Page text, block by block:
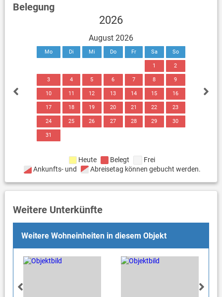
Belegung
2026
August 2026
Mo Di Mi Do Fr Sa So
1 2
3 4 5 6 7 8 9
10 11 12 13 14 15 16
17 18 19 20 21 22 23
24 25 26 27 28 29 30
31
Heute Belegt
Frei
Ankunfts- und
Abreisetag können gebucht werden.
Weitere Unterkünfte
Weitere Wohneinheiten in diesem Objekt